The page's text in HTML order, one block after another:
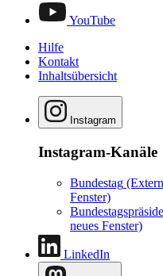
YouTube
Hilfe
Kontakt
Inhaltsübersicht
Instagram
Instagram-Kanäle
Bundestag
Fenster)
neues Fenster)
LinkedIn